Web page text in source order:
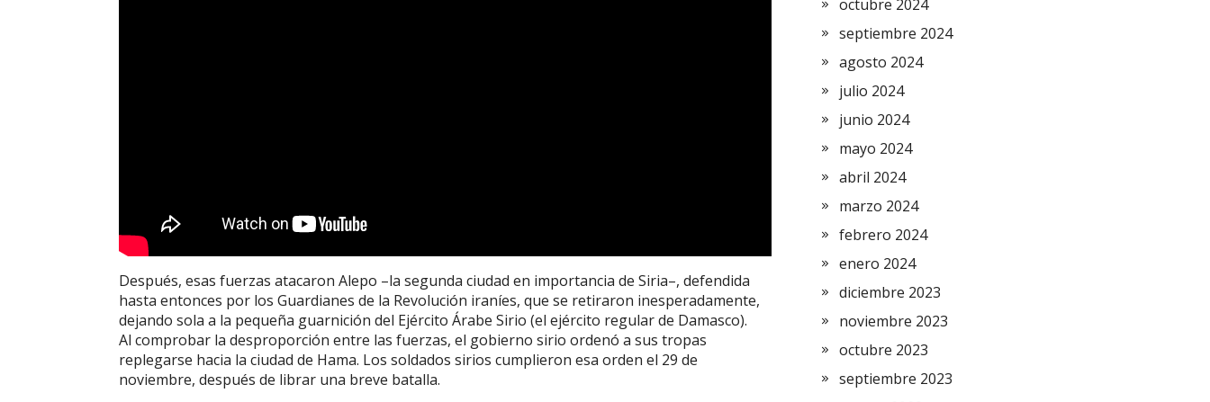
Después, esas fuerzas atacaron Alepo –la segunda ciudad en importancia de Siria–, defendida
hasta entonces por los Guardianes de la Revolución iraníes, que se retiraron inesperadamente,
dejando sola a la pequeña guarnición del Ejército Árabe Sirio (el ejército regular de Damasco).
Al comprobar la desproporción entre las fuerzas, el gobierno sirio ordenó a sus tropas
replegarse hacia la ciudad de Hama. Los soldados sirios cumplieron esa orden el 29 de
noviembre, después de librar una breve batalla.
octubre 2024
septiembre 2024
agosto 2024
julio 2024
junio 2024
mayo 2024
abril 2024
marzo 2024
febrero 2024
enero 2024
diciembre 2023
noviembre 2023
octubre 2023
septiembre 2023